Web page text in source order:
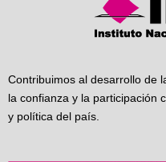
Contribuimos al desarrollo de
la confianza y la participación
y política del país.